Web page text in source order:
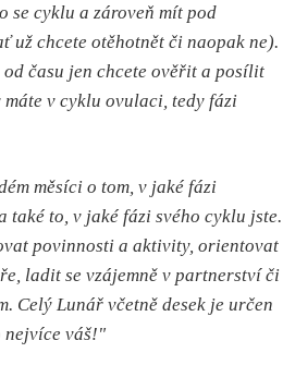
se cyklu a zároveň mít pod
už chcete otěhotnět či naopak ne).
od času jen chcete ověřit a posílit
v cyklu ovulaci, tedy fázi
měsíci o tom, v jaké fázi
také to, v jaké fázi svého cyklu jste.
povinnosti a aktivity, orientovat
ladit se vzájemně v partnerství či
Celý Lunář včetně desek je určen
nejvíce váš!"